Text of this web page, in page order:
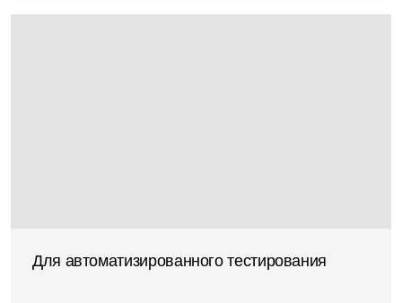
Для автоматизированного тестирования